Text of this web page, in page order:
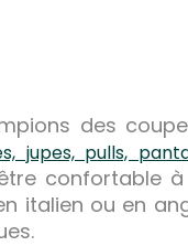
des
jupes, pulls,
confortable
italien ou en